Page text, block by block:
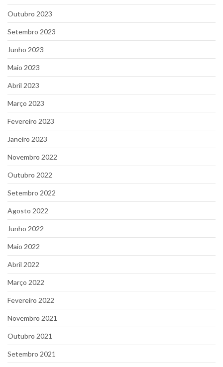
Outubro 2023
Setembro 2023
Junho 2023
Maio 2023
Abril 2023
Março 2023
Fevereiro 2023
Janeiro 2023
Novembro 2022
Outubro 2022
Setembro 2022
Agosto 2022
Junho 2022
Maio 2022
Abril 2022
Março 2022
Fevereiro 2022
Novembro 2021
Outubro 2021
Setembro 2021